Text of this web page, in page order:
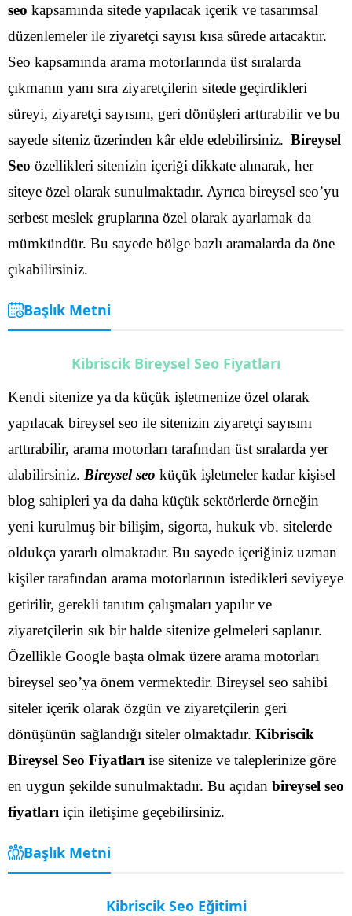
seo kapsamında sitede yapılacak içerik ve tasarımsal
düzenlemeler ile ziyaretçi sayısı kısa sürede artacaktır.
Seo kapsamında arama motorlarında üst sıralarda
çıkmanın yanı sıra ziyaretçilerin sitede geçirdikleri
süreyi, ziyaretçi sayısını, geri dönüşleri arttırabilir ve bu
sayede siteniz üzerinden kâr elde edebilirsiniz. Bireysel
Seo özellikleri sitenizin içeriği dikkate alınarak, her
siteye özel olarak sunulmaktadır. Ayrıca bireysel seo’yu
serbest meslek gruplarına özel olarak ayarlamak da
mümkündür. Bu sayede bölge bazlı aramalarda da öne
çıkabilirsiniz.
Başlık Metni
Kibriscik Bireysel Seo Fiyatları
Kendi sitenize ya da küçük işletmenize özel olarak
yapılacak bireysel seo ile sitenizin ziyaretçi sayısını
arttırabilir, arama motorları tarafından üst sıralarda yer
alabilirsiniz. Bireysel seo küçük işletmeler kadar kişisel
blog sahipleri ya da daha küçük sektörlerde örneğin
yeni kurulmuş bir bilişim, sigorta, hukuk vb. sitelerde
oldukça yararlı olmaktadır. Bu sayede içeriğiniz uzman
kişiler tarafından arama motorlarının istedikleri seviyeye
getirilir, gerekli tanıtım çalışmaları yapılır ve
ziyaretçilerin sık bir halde sitenize gelmeleri saplanır.
Özellikle Google başta olmak üzere arama motorları
bireysel seo’ya önem vermektedir. Bireysel seo sahibi
siteler içerik olarak özgün ve ziyaretçilerin geri
dönüşünün sağlandığı siteler olmaktadır. Kibriscik
Bireysel Seo Fiyatları ise sitenize ve taleplerinize göre
en uygun şekilde sunulmaktadır. Bu açıdan bireysel seo
fiyatları için iletişime geçebilirsiniz.
Başlık Metni
Kibriscik Seo Eğitimi